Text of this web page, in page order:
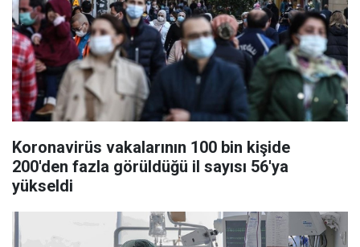
Koronavirüs vakalarının 100 bin kişide
200'den fazla görüldüğü il sayısı 56'ya
yükseldi